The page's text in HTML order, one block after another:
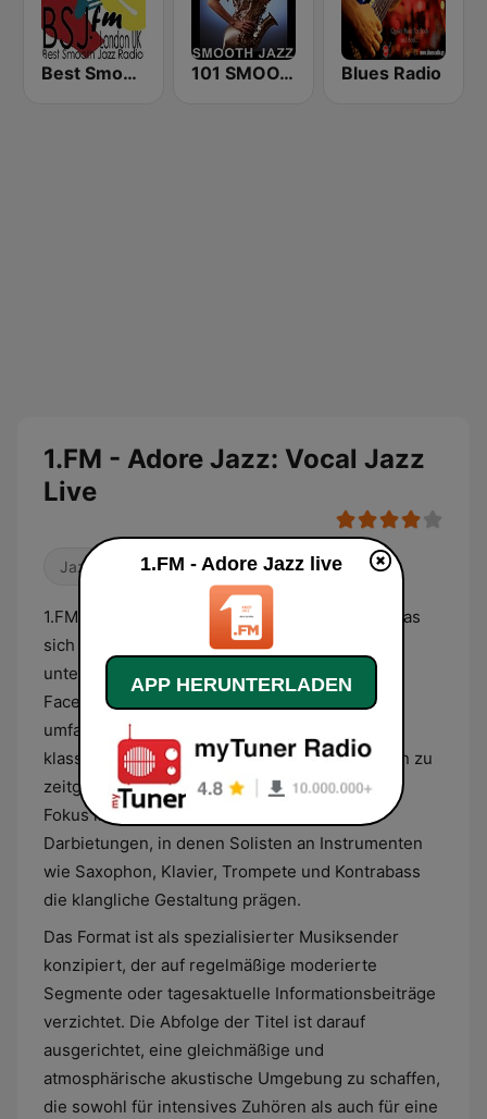
Best Smooth Jazz 101 SMOOTH JAZZ Blues Radio
1.FM - Adore Jazz: Vocal Jazz
Live
Jazz
1.FM - Adore Jazz bietet ein Radioprogramm, das
sich ausschließlich dem Genre Jazz in seinen
unterschiedlichen historischen und modernen
Facetten widmet. Das musikalische Spektrum
umfasst eine Auswahl an Werken, die von der
klassischen Ära des Swings und Bebops bis hin zu
zeitgenössischen Kompositionen reichen. Der
Fokus liegt dabei primär auf instrumentalen
Darbietungen, in denen Solisten an Instrumenten
wie Saxophon, Klavier, Trompete und Kontrabass
die klangliche Gestaltung prägen.
Das Format ist als spezialisierter Musiksender
konzipiert, der auf regelmäßige moderierte
Segmente oder tagesaktuelle Informationsbeiträge
verzichtet. Die Abfolge der Titel ist darauf
ausgerichtet, eine gleichmäßige und
atmosphärische akustische Umgebung zu schaffen,
die sowohl für intensives Zuhören als auch für eine
1.FM - Adore Jazz live
APP HERUNTERLADEN